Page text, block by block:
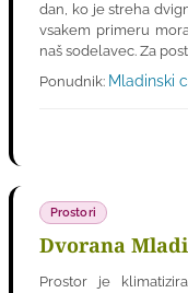
dan, ko je streha
vsakem primeru
naš sodelavec. Za
Ponudnik: Mladinski
Prostori
Dvorana
Prostor je